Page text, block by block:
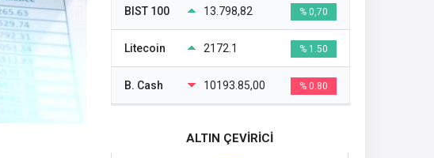
BIST 100 13.798,82 % 0,70
Litecoin 2172.1 % 1.50
B. Cash 10193.85,00 % 0.80
ALTIN ÇEVİRİCİ